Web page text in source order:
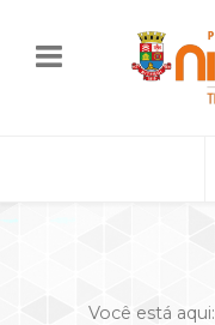
Você está aqui: